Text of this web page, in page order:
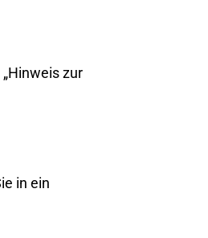
zur
in ein